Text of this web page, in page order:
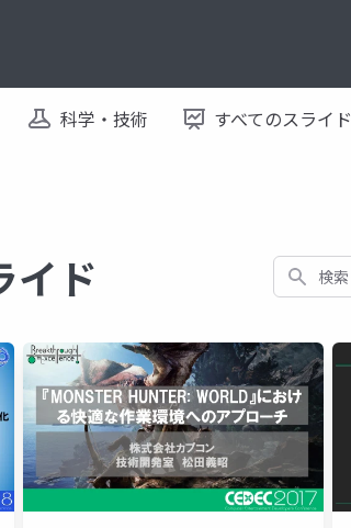
科学・技術 すべてのスライド
イド 検索